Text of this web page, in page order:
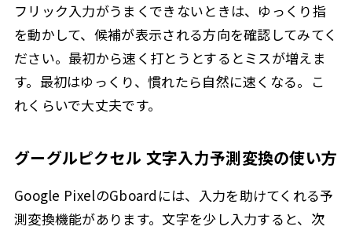
フリック入力がうまくできないときは、ゆっくり指
を動かして、候補が表示される方向を確認してみてく
ださい。最初から速く打とうとするとミスが増えま
す。最初はゆっくり、慣れたら自然に速くなる。こ
れくらいで大丈夫です。
グーグルピクセル 文字入力予測変換の使い方
Google PixelのGboardには、入力を助けてくれる予
測変換機能があります。文字を少し入力すると、次